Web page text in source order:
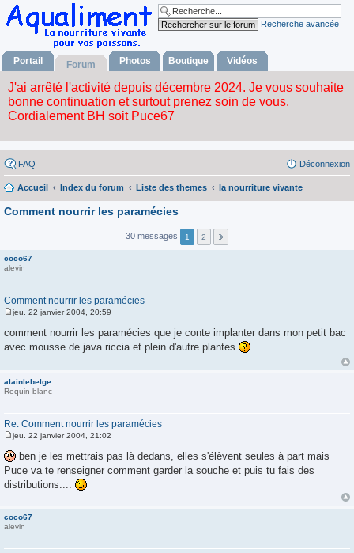
Recherche avancée
Portail Forum Photos Boutique Vidéos
FAQ Déconnexion
Accueil Index du forum Liste des themes la nourriture vivante
Comment nourrir les paramécies
30 messages 1 2
coco67
alevin
Comment nourrir les paramécies
M
s
s
jeu. 22 janvier 2004, 20:59
comment nourrir les paramécies que je conte implanter dans mon petit bac
avec mousse de java riccia et plein d'autre plantes
alainlebelge
Requin blanc
Re: Comment nourrir les paramécies
M
e
s
s
a
g
jeu. 22 janvier 2004, 21:02
ben je les mettrais pas là dedans, elles s'élèvent seules à part mais
Puce va te renseigner comment garder la souche et puis tu fais des
distributions....
coco67
alevin